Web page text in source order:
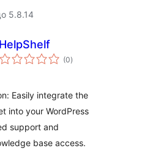
5.8.14
HelpShelf
(0общо
оценки
)
Easily integrate the
into your WordPress
support and
base access.